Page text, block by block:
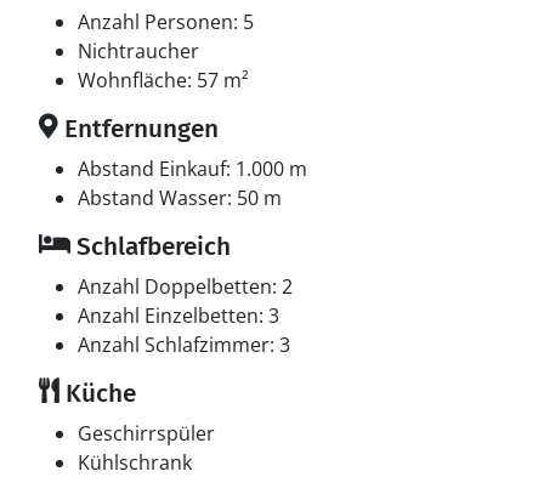
Es steht ein gemeinsamer Innen-Swimmingpool zur
Verfügung, wo sich Jung und Alt gemeinsam
Vergnügen können.
Anzahl Personen: 5
Nichtraucher
Wohnfläche: 57 m²
Entfernungen
Abstand Einkauf: 1.000 m
Abstand Wasser: 50 m
Schlafbereich
Anzahl Doppelbetten: 2
Anzahl Einzelbetten: 3
Anzahl Schlafzimmer: 3
Küche
Geschirrspüler
Kühlschrank